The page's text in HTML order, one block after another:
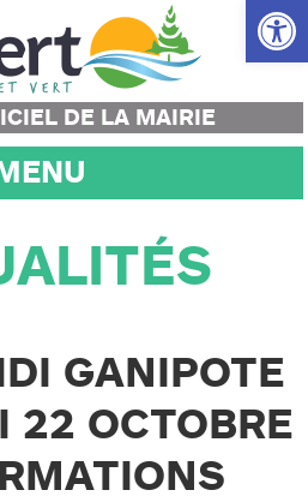
Ouvrir
DE LA MAIRIE
MENU
GANIPOTE
22 OCTOBRE